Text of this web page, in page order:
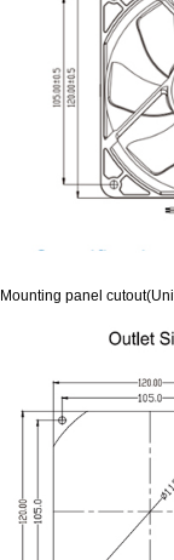
Mounting panel